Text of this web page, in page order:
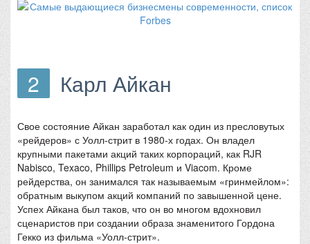
2 Карл Айкан
Свое состояние Айкан заработал как один из пресловутых
«рейдеров» с Уолл-стрит в 1980-х годах. Он владел
крупными пакетами акций таких корпораций, как RJR
Nabisco, Texaco, Phillips Petroleum и Viacom. Кроме
рейдерства, он занимался так называемым «гринмейлом»:
обратным выкупом акций компаний по завышенной цене.
Успех Айкана был таков, что он во многом вдохновил
сценаристов при создании образа знаменитого Гордона
Гекко из фильма «Уолл-стрит».